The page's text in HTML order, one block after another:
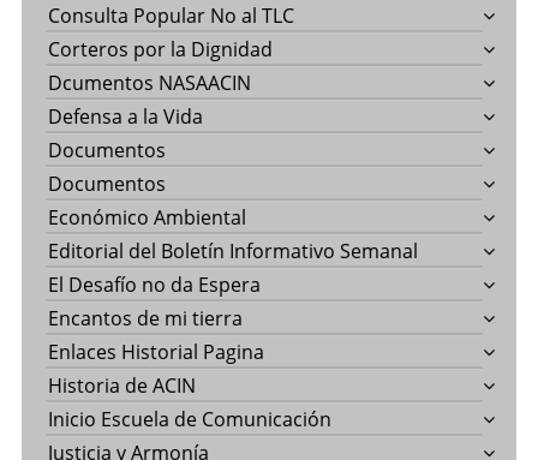
Consulta Popular No al TLC
Corteros por la Dignidad
Dcumentos NASAACIN
Defensa a la Vida
Documentos
Documentos
Económico Ambiental
Editorial del Boletín Informativo Semanal
El Desafío no da Espera
Encantos de mi tierra
Enlaces Historial Pagina
Historia de ACIN
Inicio Escuela de Comunicación
Justicia y Armonía